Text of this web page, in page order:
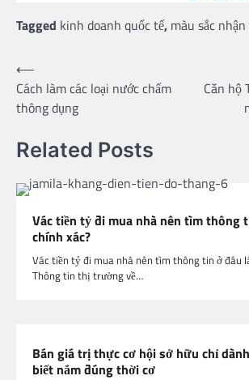
Tagged kinh doanh quốc tế, màu sắc
Post
navigation
⟵
Cách làm các loại nước chấm
thông dụng
Căn hộ
Related Posts
Vác tiền tỷ đi mua nhà nên tìm thông
chính xác?
Vác tiền tỷ đi mua nhà nên tìm thông tin ở đâu
Thông tin thị trường về…
Bán giá trị thực cơ hội sở hữu chỉ
biết nắm đúng thời cơ